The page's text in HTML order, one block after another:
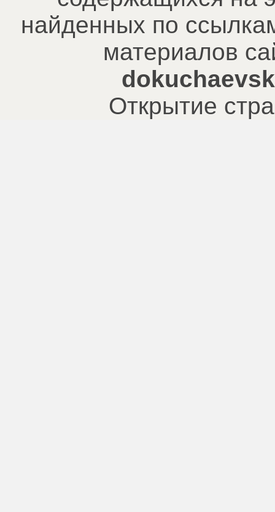
найденных по
материалов
Открытие